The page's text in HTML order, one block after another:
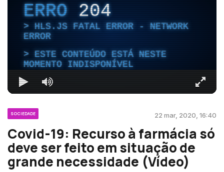
ERRO204
HLS.JS FATAL ERROR - NETWORK
ERROR
ESTE CONTEÚDO ESTÁ NESTE
MOMENTO INDISPONÍVEL
SOCIEDADE 22 mar, 2020, 16:40
Covid-19: Recurso à farmácia só
deve ser feito em situação de
grande necessidade (Vídeo)